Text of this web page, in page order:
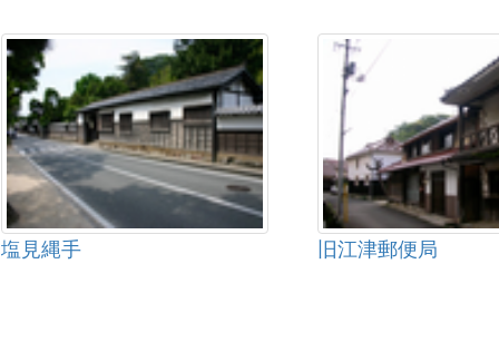
塩見縄手 旧江津郵便局